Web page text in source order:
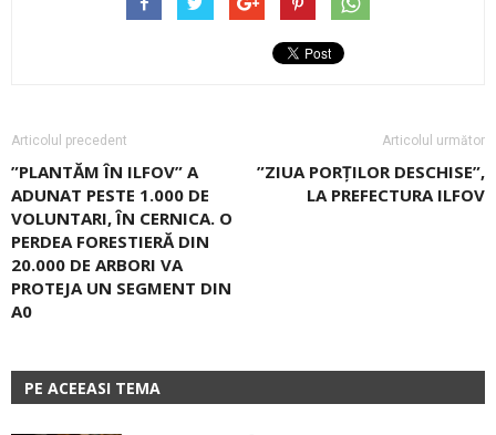
Articolul precedent
”PLANTĂM ÎN ILFOV” A
ADUNAT PESTE 1.000 DE
VOLUNTARI, ÎN CERNICA. O
PERDEA FORESTIERĂ DIN
20.000 DE ARBORI VA
PROTEJA UN SEGMENT DIN
A0
Articolul următor
”ZIUA PORŢILOR DESCHISE”,
LA PREFECTURA ILFOV
PE ACEEASI TEMA